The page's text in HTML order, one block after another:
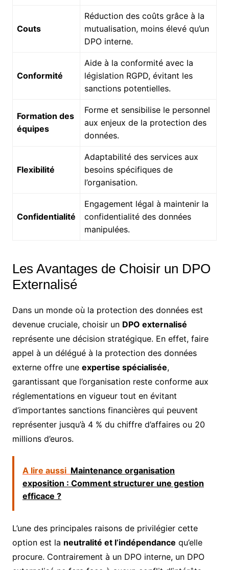
Couts
Réduction des coûts grâce à la
mutualisation, moins élevé qu’un
DPO interne.
Conformité
Aide à la conformité avec la
législation RGPD, évitant les
sanctions potentielles.
Formation des
équipes
Forme et sensibilise le personnel
aux enjeux de la protection des
données.
Flexibilité
Adaptabilité des services aux
besoins spécifiques de
l’organisation.
Confidentialité
Engagement légal à maintenir la
confidentialité des données
manipulées.
Les Avantages de Choisir un DPO
Externalisé
Dans un monde où la protection des données est
devenue cruciale, choisir un DPO externalisé
représente une décision stratégique. En effet, faire
appel à un délégué à la protection des données
externe offre une expertise spécialisée,
garantissant que l’organisation reste conforme aux
réglementations en vigueur tout en évitant
d’importantes sanctions financières qui peuvent
représenter jusqu’à 4 % du chiffre d’affaires ou 20
millions d’euros.
A lire aussi Maintenance organisation
exposition : Comment structurer une gestion
efficace ?
L’une des principales raisons de privilégier cette
option est la neutralité et l’indépendance qu’elle
procure. Contrairement à un DPO interne, un DPO